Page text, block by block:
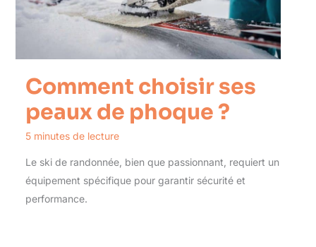
Comment choisir ses
peaux de phoque ?
5 minutes de lecture
Le ski de randonnée, bien que passionnant, requiert un
équipement spécifique pour garantir sécurité et
performance.